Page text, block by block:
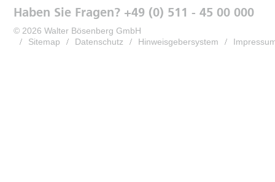
Haben Sie Fragen? +49 (0) 511 - 45 00 000
© 2026 Walter Bösenberg GmbH
Sitemap
Datenschutz Hinweisgebersystem